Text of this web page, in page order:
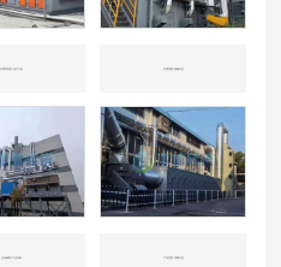
天津开发区-化工行业 天津东丽-机械行业